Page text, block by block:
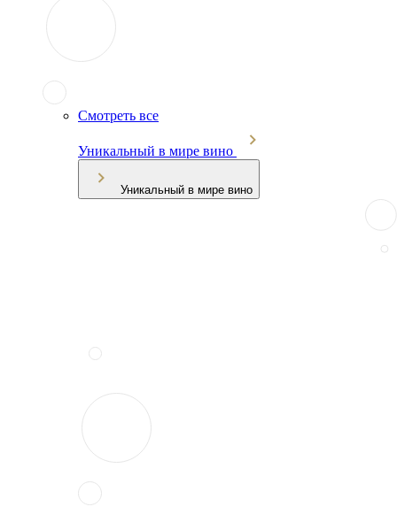
Смотреть все
Уникальный в мире вино
Уникальный в мире вино